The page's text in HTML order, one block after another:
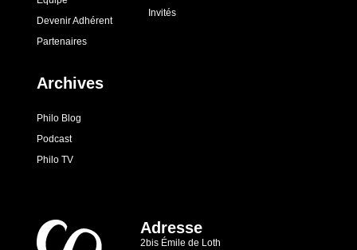
Devenir Adhérent
Partenaires
Invités
Archives
Philo Blog
Podcast
Philo TV
Adresse
2bis Émile de Loth